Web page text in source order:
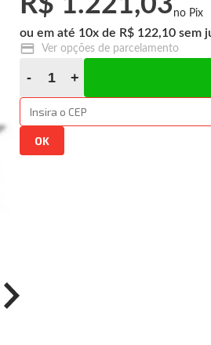
10x R$ 122,10
Ver opções de parcelamento